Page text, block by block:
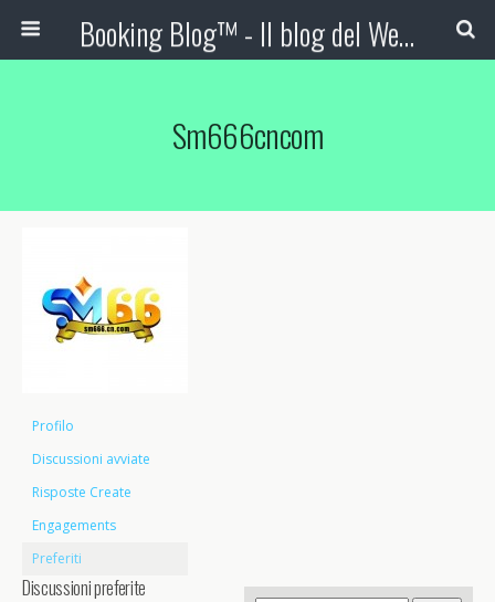
Booking Blog™ - Il blog del Web Marketing Turistico
Sm666cncom
Profilo
Discussioni avviate
Risposte Create
Engagements
Preferiti
Discussioni preferite